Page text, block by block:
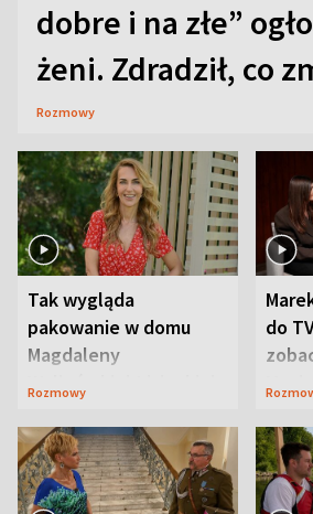
dobre i na złe”
żeni. Zdradził, co
Rozmowy
Tak wygląda
pakowanie w domu
Magdaleny
Waligórskiej-Lisieckiej.
Rozmowy
do